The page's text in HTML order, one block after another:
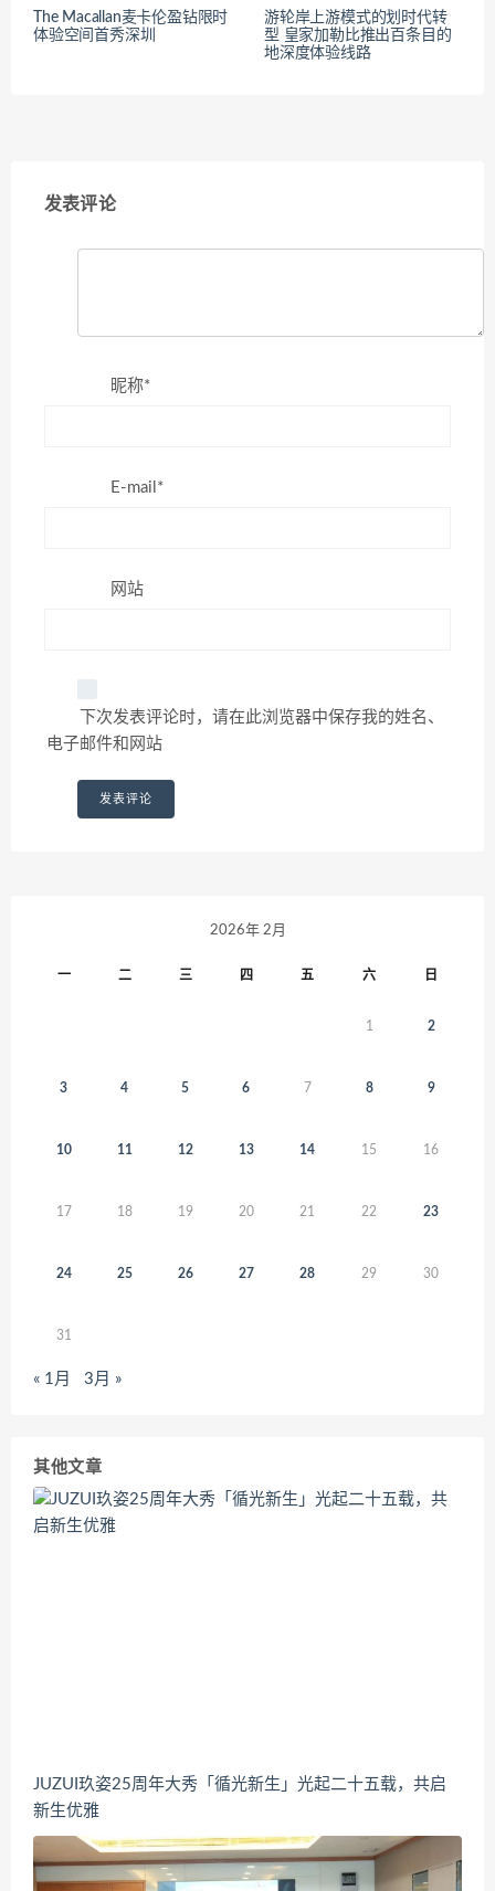
The Macallan麦卡伦盈钻限时
体验空间首秀深圳
游轮岸上游模式的划时代转
型 皇家加勒比推出百条目的
地深度体验线路
发表评论
昵称*
E-mail*
网站
下次发表评论时，请在此浏览器中保存我的姓名、
电子邮件和网站
2026年 2月
一 二 三 四 五 六 日
1 2
3 4 5 6 7 8 9
10 11 12 13 14 15 16
17 18 19 20 21 22 23
24 25 26 27 28 29 30
31
« 1月 3月 »
其他文章
JUZUI玖姿25周年大秀「循光新生」光起二十五载，共启
新生优雅